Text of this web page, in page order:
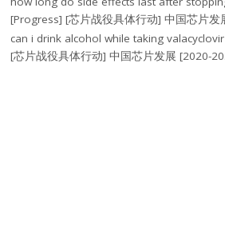
[Progress] [芯片战役具体行动] 中国芯片发
can i drink alcohol while taking valacyclovir
[芯片战役具体行动] 中国芯片发展 [2020-